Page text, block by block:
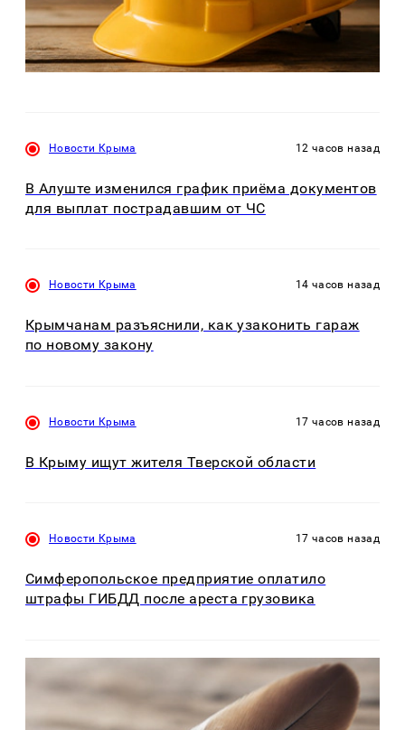
Новости Крыма 12 часов назад
В Алуште изменился график приёма документов
для выплат пострадавшим от ЧС
Новости Крыма 14 часов назад
Крымчанам разъяснили, как узаконить гараж
по новому закону
Новости Крыма 17 часов назад
В Крыму ищут жителя Тверской области
Новости Крыма 17 часов назад
Симферопольское предприятие оплатило
штрафы ГИБДД после ареста грузовика